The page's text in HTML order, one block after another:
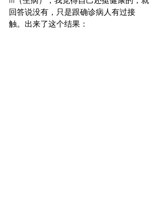
回答说没有，只是跟确诊病人有过接
触。出来了这个结果：